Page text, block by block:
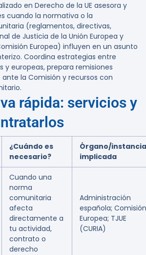
en Derecho de la UE asesora y
cuando la normativa o la
(reglamentos, directivas,
de Justicia de la Unión Europea y
Europea) influyen en un asunto
Coordina estrategias entre
y europeas, prepara remisiones
ante la Comisión y recursos con
rápida: servicios y
¿Cuándo es
necesario?
Órgano/instancia
implicada
Cuando una
norma
comunitaria
afecta
directamente a
tu actividad,
contrato o
derecho
Administración
española; Comisión
Europea; TJUE
(CURIA)